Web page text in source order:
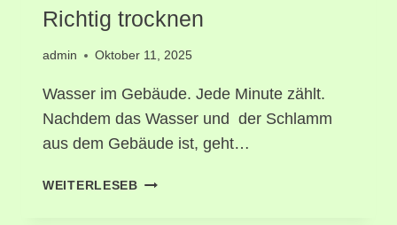
Richtig trocknen
admin Oktober 11, 2025
Wasser im Gebäude. Jede Minute zählt.
Nachdem das Wasser und der Schlamm
aus dem Gebäude ist, geht…
WEITERLESEB